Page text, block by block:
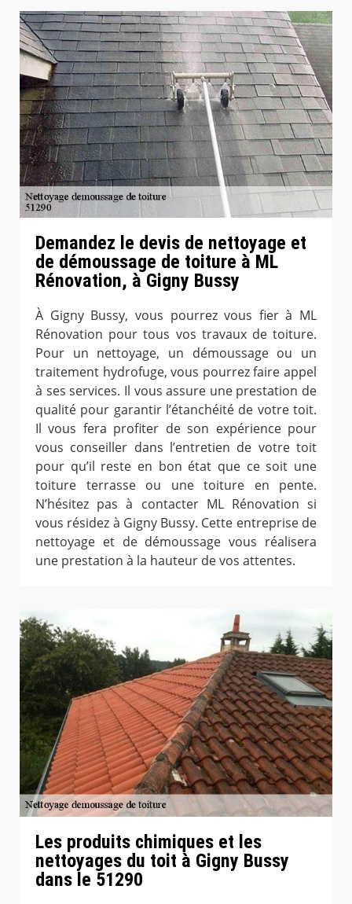
Demandez le devis de nettoyage et
de démoussage de toiture à ML
Rénovation, à Gigny Bussy
À Gigny Bussy, vous pourrez vous fier à ML
Rénovation pour tous vos travaux de toiture.
Pour un nettoyage, un démoussage ou un
traitement hydrofuge, vous pourrez faire appel
à ses services. Il vous assure une prestation de
qualité pour garantir l’étanchéité de votre toit.
Il vous fera profiter de son expérience pour
vous conseiller dans l’entretien de votre toit
pour qu’il reste en bon état que ce soit une
toiture terrasse ou une toiture en pente.
N’hésitez pas à contacter ML Rénovation si
vous résidez à Gigny Bussy. Cette entreprise de
nettoyage et de démoussage vous réalisera
une prestation à la hauteur de vos attentes.
Les produits chimiques et les
nettoyages du toit à Gigny Bussy
dans le 51290